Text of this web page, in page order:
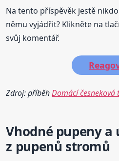
Na tento příspěvěk jestě
němu vyjádřit? Klikněte na
svůj komentář.
Zdroj: příběhDomácí česneková
Vhodné pupeny
z pupenů stromů